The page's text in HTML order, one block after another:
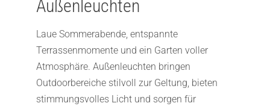
Außenleuchten
Laue Sommerabende, entspannte
Terrassenmomente und ein Garten voller
Atmosphäre. Außenleuchten bringen
Outdoorbereiche stilvoll zur Geltung, bieten
stimmungsvolles Licht und sorgen für